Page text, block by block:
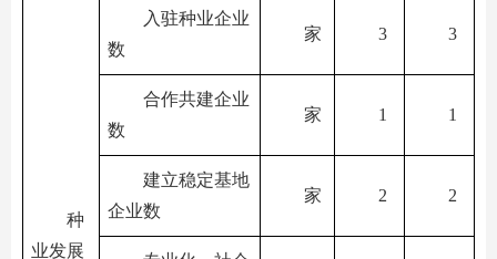
种
业发展
入驻种业企业
数
家 3 3
合作共建企业
数
家 1 1
建立稳定基地
企业数
家 2 2